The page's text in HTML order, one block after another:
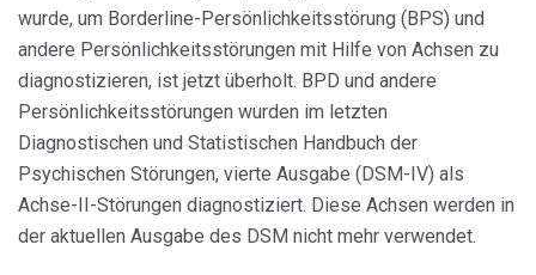
wurde, um Borderline-Persönlichkeitsstörung (BPS) und
andere Persönlichkeitsstörungen mit Hilfe von Achsen zu
diagnostizieren, ist jetzt überholt. BPD und andere
Persönlichkeitsstörungen wurden im letzten
Diagnostischen und Statistischen Handbuch der
Psychischen Störungen, vierte Ausgabe (DSM-IV) als
Achse-II-Störungen diagnostiziert. Diese Achsen werden in
der aktuellen Ausgabe des DSM nicht mehr verwendet.